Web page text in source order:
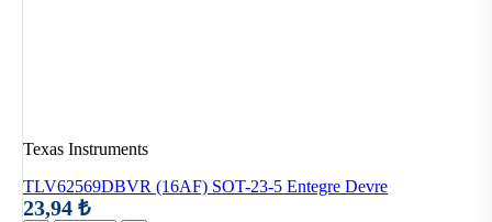
Texas Instruments
TLV62569DBVR (16AF) SOT-23-5 Entegre Devre
23,94 ₺